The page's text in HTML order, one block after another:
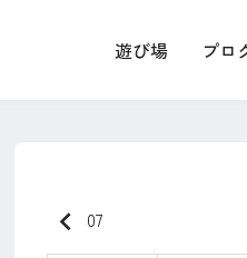
遊び場 プロ
keyboard_arrow_left 07